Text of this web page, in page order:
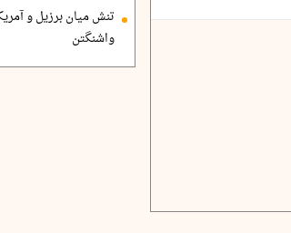
تنش میان برزیل و
واشنگتن